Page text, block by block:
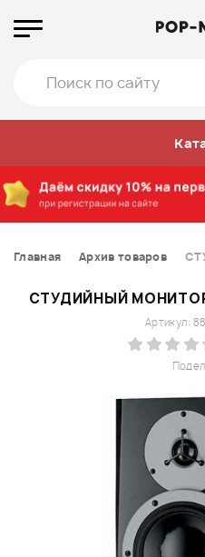
Главная Архив товаров
СТУДИЙНЫЙ МОНИТОР
Артикул: